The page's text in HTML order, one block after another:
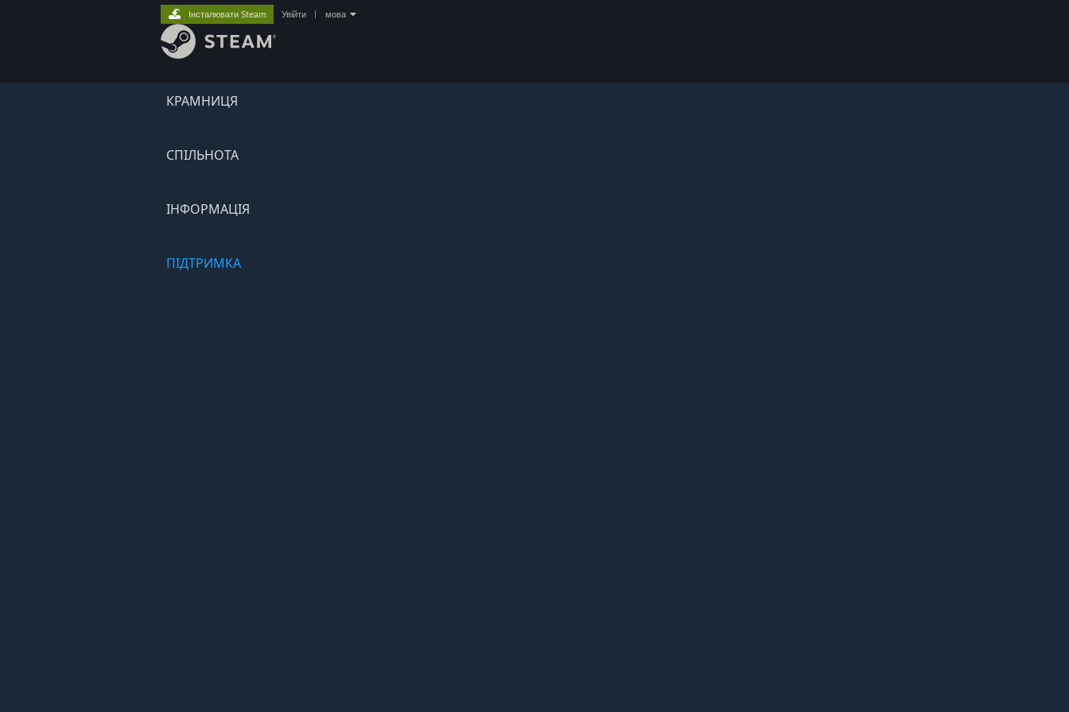
КРАМНИЦЯ
СПІЛЬНОТА
ІНФОРМАЦІЯ
ПІДТРИМКА
Інсталювати Steam Увійти мова